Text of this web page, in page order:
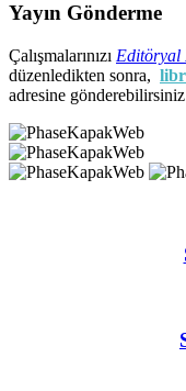
Yayın Gönderme
Çalışmalarınızı Editöryal
düzenledikten sonra,
adresine